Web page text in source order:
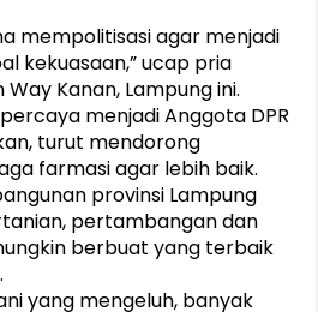
mempolitisasi agar menjadi
kekuasaan,” ucap pria
Kanan, Lampung ini.
menjadi Anggota DPR
turut mendorong
farmasi agar lebih baik.
provinsi Lampung
pertambangan dan
berbuat yang terbaik
yang mengeluh, banyak